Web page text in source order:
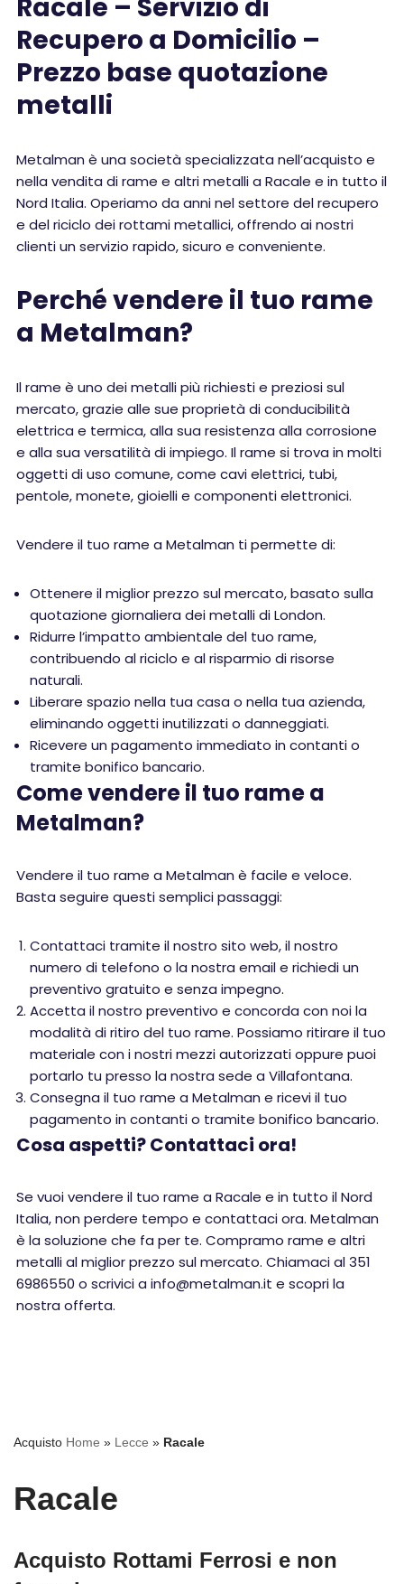
Racale – Servizio di
Recupero a Domicilio –
Prezzo base quotazione
metalli
Metalman è una società specializzata nell’acquisto e
nella vendita di rame e altri metalli a Racale e in tutto il
Nord Italia. Operiamo da anni nel settore del recupero
e del riciclo dei rottami metallici, offrendo ai nostri
clienti un servizio rapido, sicuro e conveniente.
Perché vendere il tuo rame
a Metalman?
Il rame è uno dei metalli più richiesti e preziosi sul
mercato, grazie alle sue proprietà di conducibilità
elettrica e termica, alla sua resistenza alla corrosione
e alla sua versatilità di impiego. Il rame si trova in molti
oggetti di uso comune, come cavi elettrici, tubi,
pentole, monete, gioielli e componenti elettronici.
Vendere il tuo rame a Metalman ti permette di:
Ottenere il miglior prezzo sul mercato, basato sulla
quotazione giornaliera dei metalli di London.
Ridurre l’impatto ambientale del tuo rame,
contribuendo al riciclo e al risparmio di risorse
naturali.
Liberare spazio nella tua casa o nella tua azienda,
eliminando oggetti inutilizzati o danneggiati.
Ricevere un pagamento immediato in contanti o
tramite bonifico bancario.
Come vendere il tuo rame a
Metalman?
Vendere il tuo rame a Metalman è facile e veloce.
Basta seguire questi semplici passaggi:
Contattaci tramite il nostro sito web, il nostro
numero di telefono o la nostra email e richiedi un
preventivo gratuito e senza impegno.
Accetta il nostro preventivo e concorda con noi la
modalità di ritiro del tuo rame. Possiamo ritirare il tuo
materiale con i nostri mezzi autorizzati oppure puoi
portarlo tu presso la nostra sede a Villafontana.
Consegna il tuo rame a Metalman e ricevi il tuo
pagamento in contanti o tramite bonifico bancario.
Cosa aspetti? Contattaci ora!
Se vuoi vendere il tuo rame a Racale e in tutto il Nord
Italia, non perdere tempo e contattaci ora. Metalman
è la soluzione che fa per te. Compramo rame e altri
metalli al miglior prezzo sul mercato. Chiamaci al 351
6986550 o scrivici a info@metalman.it e scopri la
nostra offerta.
Acquisto Home » Lecce » Racale
Racale
Acquisto Rottami Ferrosi e non